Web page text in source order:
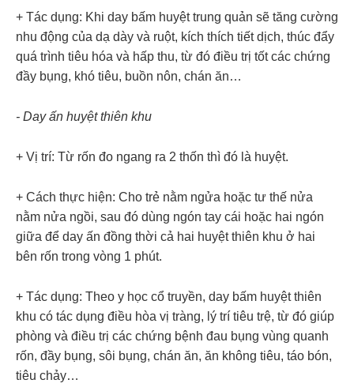
+ Tác dụng: Khi day bấm huyệt trung quản sẽ tăng cường
nhu động của dạ dày và ruột, kích thích tiết dịch, thúc đẩy
quá trình tiêu hóa và hấp thu, từ đó điều trị tốt các chứng
đầy bụng, khó tiêu, buồn nôn, chán ăn…
- Day ấn huyệt thiên khu
+ Vị trí: Từ rốn đo ngang ra 2 thốn thì đó là huyệt.
+ Cách thực hiện: Cho trẻ nằm ngửa hoặc tư thế nửa
nằm nửa ngồi, sau đó dùng ngón tay cái hoặc hai ngón
giữa để day ấn đồng thời cả hai huyệt thiên khu ở hai
bên rốn trong vòng 1 phút.
+ Tác dụng: Theo y học cổ truyền, day bấm huyệt thiên
khu có tác dụng điều hòa vị tràng, lý trí tiêu trệ, từ đó giúp
phòng và điều trị các chứng bệnh đau bụng vùng quanh
rốn, đầy bụng, sôi bụng, chán ăn, ăn không tiêu, táo bón,
tiêu chảy…